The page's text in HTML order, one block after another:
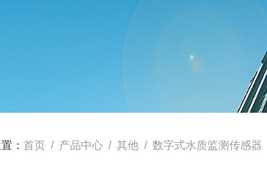
： 首页 / 产品中心 / 其他 / 数字式水质监测传感器